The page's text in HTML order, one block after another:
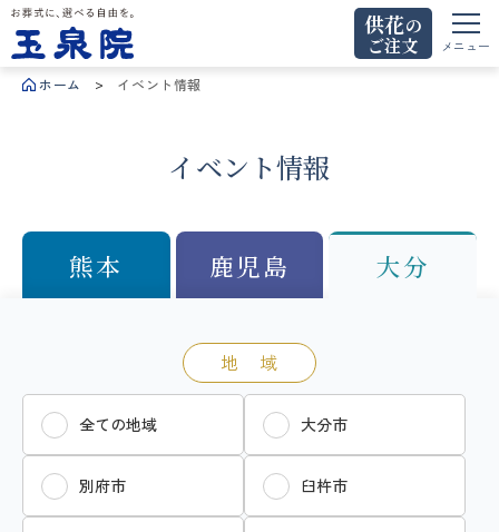
お葬式に、選べる自由を。玉泉院
供花の
ご注文
メニュー
ホーム イベント情報
イベント情報
熊本 鹿児島 大分
地 域
全ての地域 大分市
別府市 臼杵市